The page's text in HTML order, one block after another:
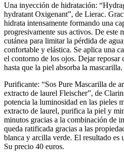
Una inyección de hidratación:
hydratant Oxigenant”, de Lierac.
hidrata intensamente formando una
progresivamente sus activos. De este
cutánea para limitar la pérdida de
confortable y elástica. Se aplica una
el contorno de los ojos. Dejar reposar
hasta que la piel absorba la mascarilla.
Purificante: “Sos Pure Mascarilla de
extracto de laurel Fleischer”, de
potencia la luminosidad en las pieles
extracto de laurel, purifica la piel y
minutos gracias a la combinación de
queda ratificada gracias a las
blanca y arcilla verde. El resultado es
Su precio 40 euros.